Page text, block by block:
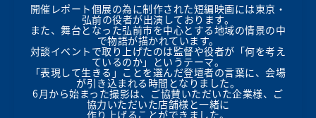
開催レポート個展の為に制作された短編映画には東京・
弘前の役者が出演しております。
また、舞台となった弘前市を中心とする地域の情景の中
で物語が描かれています。
対談イベントで取り上げたのは監督や役者が「何を考え
ているのか」というテーマ。
「表現して生きる」ことを選んだ登壇者の言葉に、会場
が引き込まれる時間となりました。
6月から始まった撮影は、ご協賛いただいた企業様、ご
協力いただいた店舗様と一緒に
作り上げることができました。